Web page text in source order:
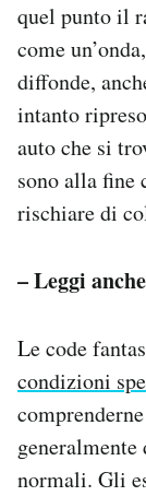
quel punto il
come
diffonde,
intanto
auto che si
sono alla fine
rischiare di
– Leggi
Le code
condizioni
normali. Gli